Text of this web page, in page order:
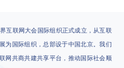
互联网大会国际组织正式成立，从互联
为国际组织，总部设于中国北京。我们
网共商共建共享平台，推动国际社会顺